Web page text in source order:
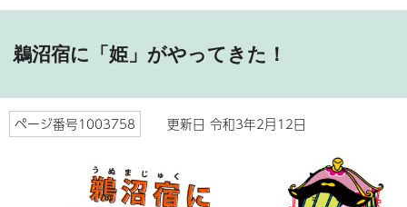
鵜沼宿に「姫」がやってきた！
ページ番号1003758 更新日 令和3年2月12日